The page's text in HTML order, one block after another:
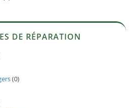
DE RÉPARATION
(0)